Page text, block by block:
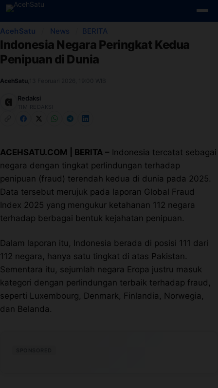
Skip to content
Edit Berita
Kebijakan Cookies
Kebijakan Privasi
Panduan
Pasang Iklan
Pedoman Media Siber
Profil
Sistem Redaksi
Sistem Redaksi
AcehSatu News BERITA
Indonesia Negara Peringkat Kedua
Penipuan di Dunia
AcehSatu
Redaksi
ACEHSATU.COM | BERITA – Indonesia tercatat sebagai
negara dengan tingkat perlindungan terhadap
penipuan (fraud) terendah kedua di dunia pada 2025.
Data tersebut merujuk pada laporan Global Fraud
Index 2025 yang mengukur ketahanan 112 negara
terhadap berbagai bentuk kejahatan penipuan.
Dalam laporan itu, Indonesia berada di posisi 111 dari
112 negara, hanya satu tingkat di atas Pakistan.
Sementara itu, sejumlah negara Eropa justru masuk
kategori dengan perlindungan terbaik terhadap fraud,
seperti Luxembourg, Denmark, Finlandia, Norwegia,
dan Belanda.